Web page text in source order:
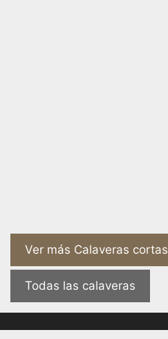
Ver más Calaveras cortas
Todas las calaveras